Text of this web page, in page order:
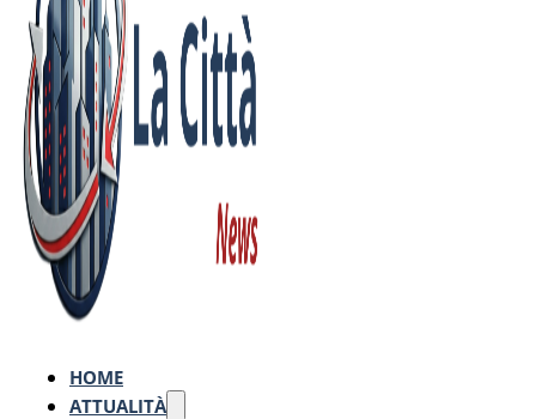
HOME
ATTUALITÀ